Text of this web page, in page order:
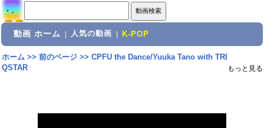
動画 ホーム 人気の動画 K-POP
ホーム>> 前のページ>> CPFU the Dance/Yuuka Tano with TRI
QSTAR
もっと見る